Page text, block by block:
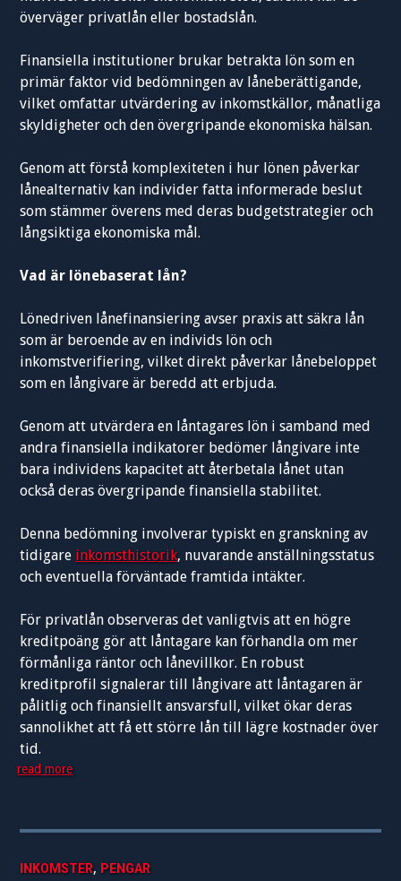
överväger privatlån eller bostadslån.
Finansiella institutioner brukar betrakta lön som en
primär faktor vid bedömningen av låneberättigande,
vilket omfattar utvärdering av inkomstkällor, månatliga
skyldigheter och den övergripande ekonomiska hälsan.
Genom att förstå komplexiteten i hur lönen påverkar
lånealternativ kan individer fatta informerade beslut
som stämmer överens med deras budgetstrategier och
långsiktiga ekonomiska mål.
Vad är lönebaserat lån?
Lönedriven lånefinansiering avser praxis att säkra lån
som är beroende av en individs lön och
inkomstverifiering, vilket direkt påverkar lånebeloppet
som en långivare är beredd att erbjuda.
Genom att utvärdera en låntagares lön i samband med
andra finansiella indikatorer bedömer långivare inte
bara individens kapacitet att återbetala lånet utan
också deras övergripande finansiella stabilitet.
Denna bedömning involverar typiskt en granskning av
tidigare inkomsthistorik, nuvarande anställningsstatus
och eventuella förväntade framtida intäkter.
För privatlån observeras det vanligtvis att en högre
kreditpoäng gör att låntagare kan förhandla om mer
förmånliga räntor och lånevillkor. En robust
kreditprofil signalerar till långivare att låntagaren är
pålitlig och finansiellt ansvarsfull, vilket ökar deras
sannolikhet att få ett större lån till lägre kostnader över
tid.
read more
INKOMSTER, PENGAR